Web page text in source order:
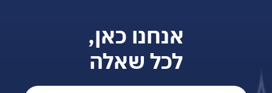
אנחנו כאן,
לכל שאלה